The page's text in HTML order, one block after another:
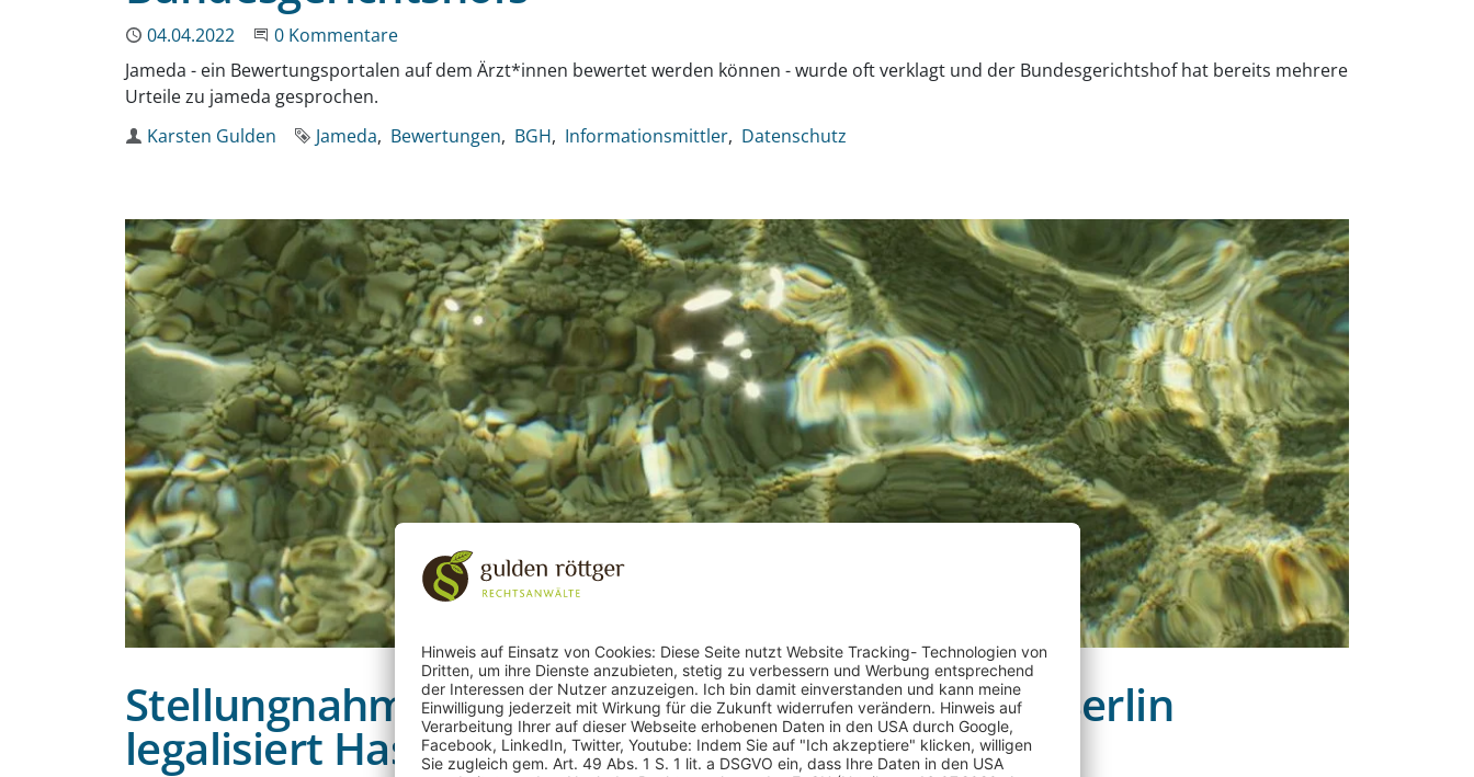
Publiziert
04.04.2022 Beginne eine Unterhaltung
0 Kommentare
Jameda - ein Bewertungsportalen auf dem Ärzt*innen bewertet werden können - wurde oft verklagt und der Bundesgerichtshof hat bereits mehrere
Urteile zu jameda gesprochen.
Autor
Karsten Gulden Schlagworte
Jameda Bewertungen BGH Informationsmittler Datenschutz
Stellungnahme zum Fall Künast - Landgericht Berlin
legalisiert Hass-Posts